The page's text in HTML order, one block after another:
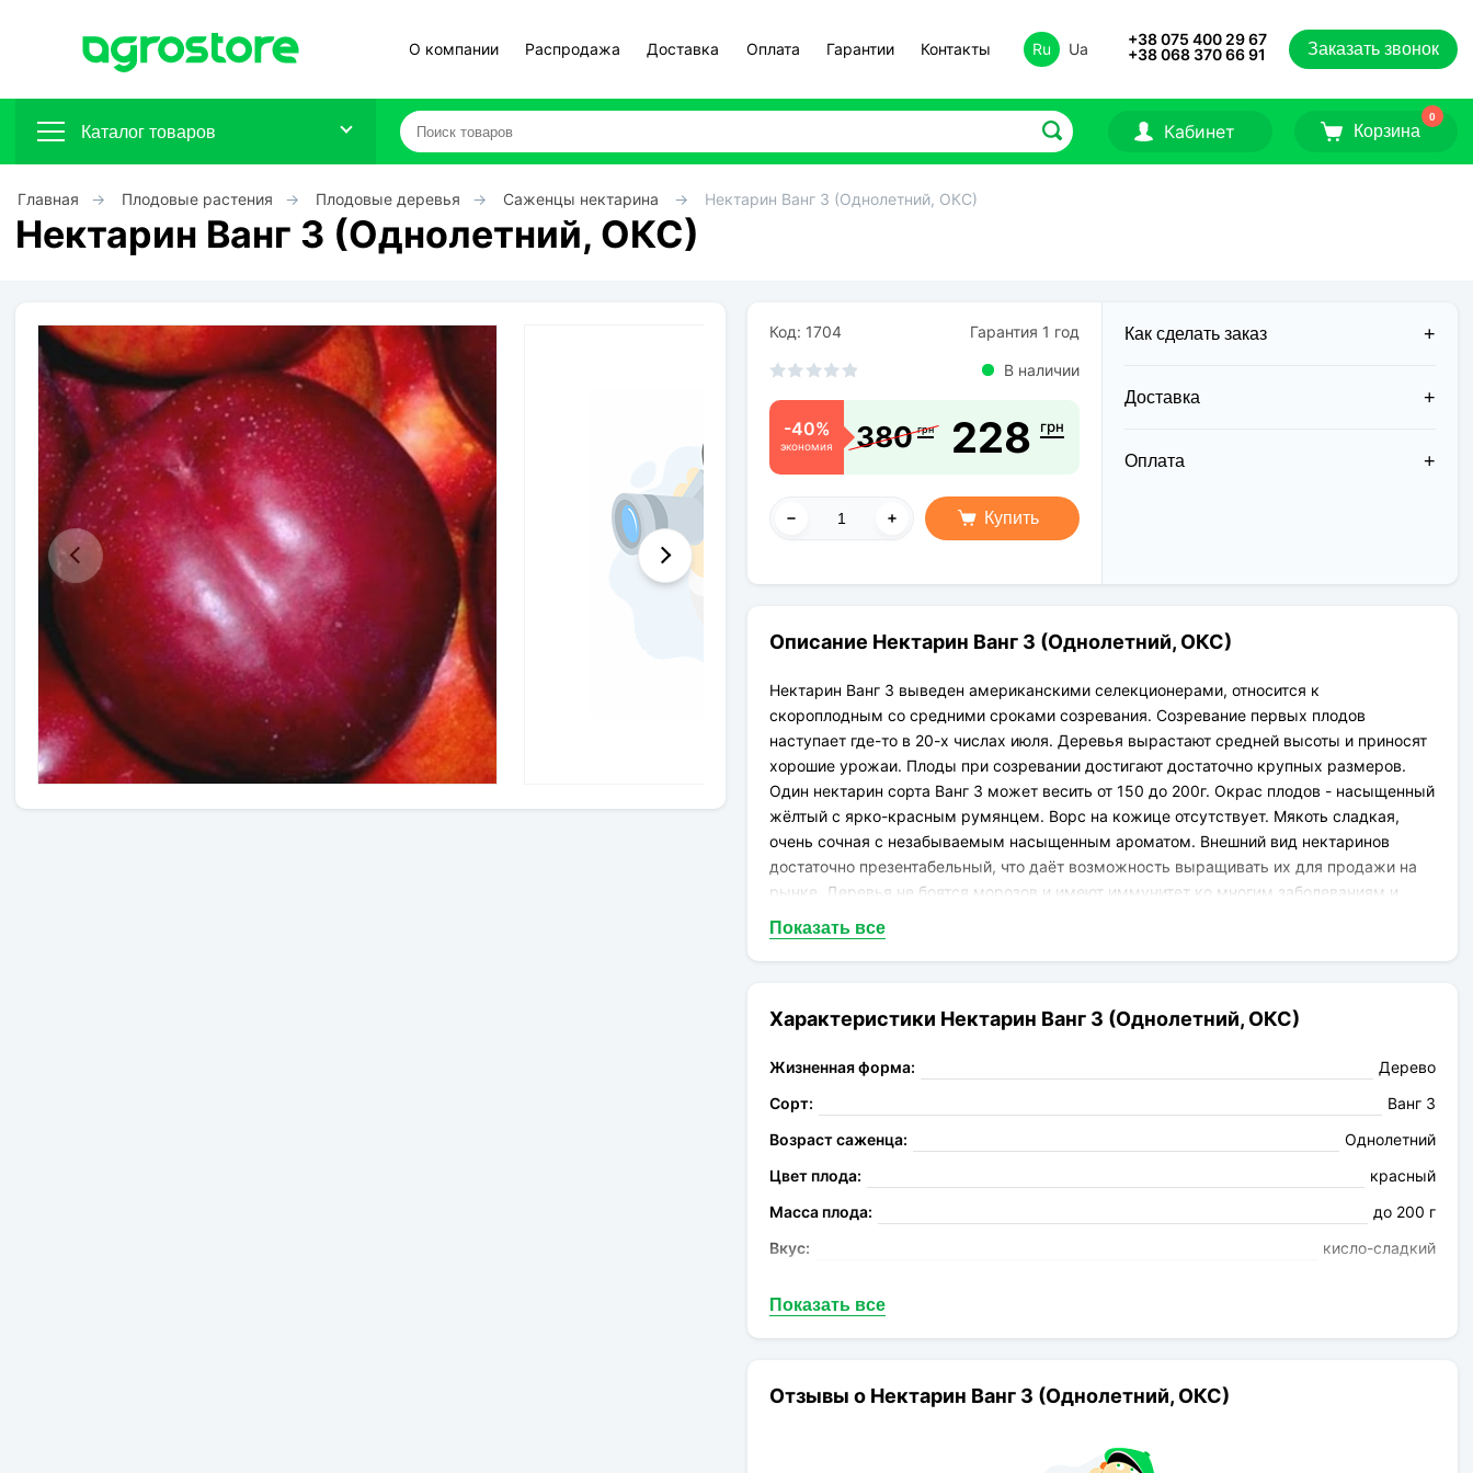
О компании Распродажа Доставка Оплата Гарантии Контакты Ru Ua
+38 075 400 29 67
+38 068 370 66 91
Заказать звонок
Каталог товаров Кабинет Корзина
0
Плодовые кустарники
Декоративные растения
Цветы
Травы
Овощи (на посадку)
Штамбовые ягодные кусты
Удобрения
Главная Плодовые растения Плодовые деревья Саженцы нектарина Нектарин Ванг 3 (Однолетний, ОКС)
Нектарин Ванг 3 (Однолетний, ОКС)
Код: 1704 Гарантия 1 год
В наличии
-40%
экономия 380 грн 228 грн
Купить
Как сделать заказ
Доставка
осуществляется двумя курьерскими
службами:
Оплата
Описание Нектарин Ванг 3 (Однолетний, ОКС)
Нектарин Ванг 3 выведен американскими селекционерами, относится к
скороплодным со средними сроками созревания. Созревание первых плодов
наступает где-то в 20-х числах июля. Деревья вырастают средней высоты и приносят
хорошие урожаи. Плоды при созревании достигают достаточно крупных размеров.
Один нектарин сорта Ванг 3 может весить от 150 до 200г. Окрас плодов - насыщенный
жёлтый с ярко-красным румянцем. Ворс на кожице отсутствует. Мякоть сладкая,
очень сочная с незабываемым насыщенным ароматом. Внешний вид нектаринов
достаточно презентабельный, что даёт возможность выращивать их для продажи на
рынке. Деревья не боятся морозов и имеют иммунитет ко многим заболеваниям и
вредителям.
Показать все
Характеристики Нектарин Ванг 3 (Однолетний, ОКС)
Жизненная форма:
Дерево
Сорт:
Ванг 3
Возраст саженца:
Однолетний
Цвет плода:
красный
Масса плода:
до 200 г
Вкус:
кисло-сладкий
Опыление:
Род:
Показать все
Отзывы о Нектарин Ванг 3 (Однолетний, ОКС)